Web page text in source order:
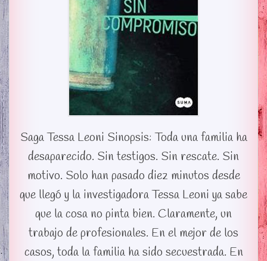
Saga Tessa Leoni Sinopsis: Toda una familia ha
desaparecido. Sin testigos. Sin rescate. Sin
motivo. Solo han pasado diez minutos desde
que llegó y la investigadora Tessa Leoni ya sabe
que la cosa no pinta bien. Claramente, un
trabajo de profesionales. En el mejor de los
casos, toda la familia ha sido secuestrada. En